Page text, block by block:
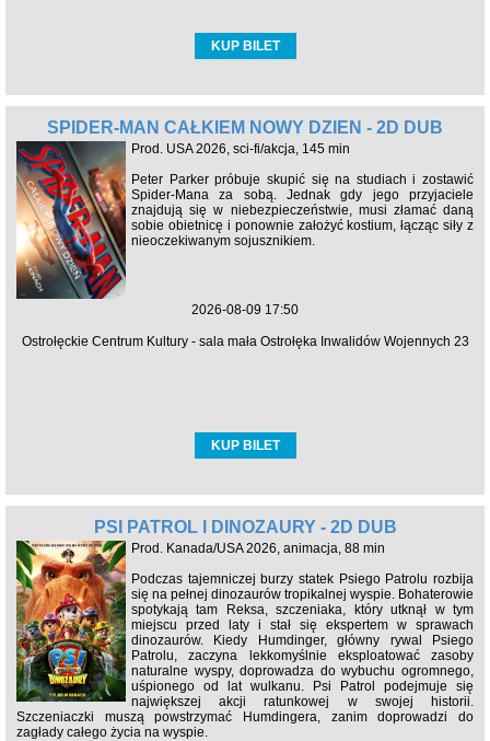
KUP BILET
SPIDER-MAN CAŁKIEM NOWY DZIEŃ - 2D DUB
Prod. USA 2026, sci-fi/akcja, 145 min
Peter Parker próbuje skupić się na studiach i zostawić
Spider-Mana za sobą. Jednak gdy jego przyjaciele
znajdują się w niebezpieczeństwie, musi złamać daną
sobie obietnicę i ponownie założyć kostium, łącząc siły z
nieoczekiwanym sojusznikiem.
2026-08-09 17:50
Ostrołęckie Centrum Kultury - sala mała Ostrołęka Inwalidów Wojennych 23
KUP BILET
PSI PATROL I DINOZAURY - 2D DUB
Prod. Kanada/USA 2026, animacja, 88 min
Podczas tajemniczej burzy statek Psiego Patrolu rozbija
się na pełnej dinozaurów tropikalnej wyspie. Bohaterowie
spotykają tam Reksa, szczeniaka, który utknął w tym
miejscu przed laty i stał się ekspertem w sprawach
dinozaurów. Kiedy Humdinger, główny rywal Psiego
Patrolu, zaczyna lekkomyślnie eksploatować zasoby
naturalne wyspy, doprowadza do wybuchu ogromnego,
uśpionego od lat wulkanu. Psi Patrol podejmuje się
największej akcji ratunkowej w swojej historii.
Szczeniaczki muszą powstrzymać Humdingera, zanim doprowadzi do
zagłady całego życia na wyspie.